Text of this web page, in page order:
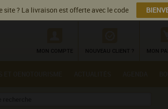
MON COMPTE NOUVEAU CLIENT ? MON
site ? La livraison est offerte avec le code